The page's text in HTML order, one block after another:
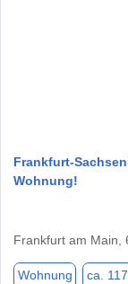
Frankfurt-
Wohnung!
Frankfurt am Main,
Wohnung ca.